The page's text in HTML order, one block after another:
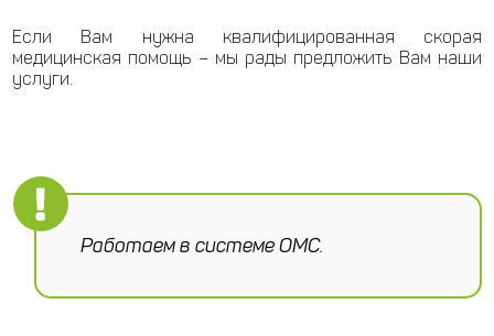
Если Вам нужна квалифицированная скорая
медицинская помощь – мы рады предложить Вам наши
услуги.
Работаем в системе ОМС.